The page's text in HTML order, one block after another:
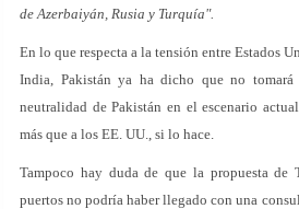
de Azerbaiyán, Rusia y Turquía".
En lo que respecta a la tensión entre Estados
India, Pakistán ya ha dicho que no
neutralidad de Pakistán en el escenario
más que a los EE. UU., si lo hace.
Tampoco hay duda de que la propuesta de
puertos no podría haber llegado con una